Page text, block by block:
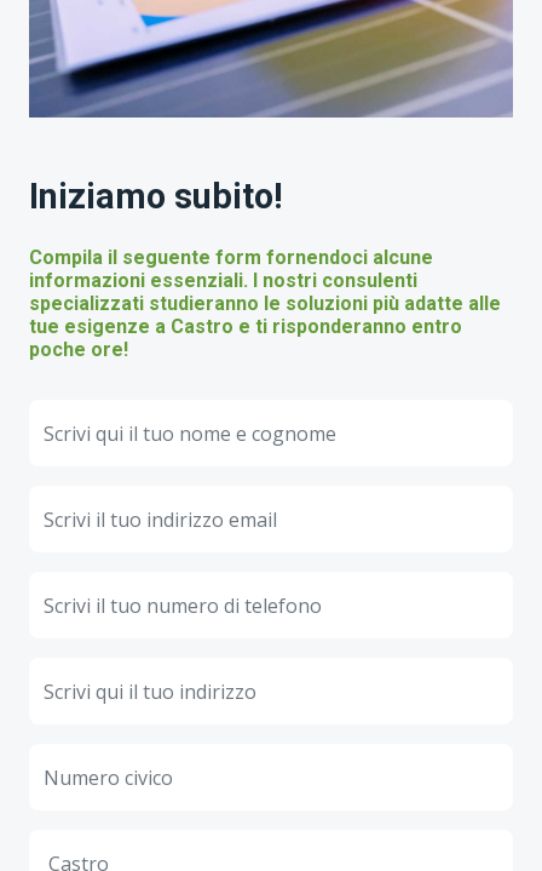
Iniziamo subito!
Compila il seguente form fornendoci alcune
informazioni essenziali. I nostri consulenti
specializzati studieranno le soluzioni più adatte alle
tue esigenze a Castro e ti risponderanno entro
poche ore!